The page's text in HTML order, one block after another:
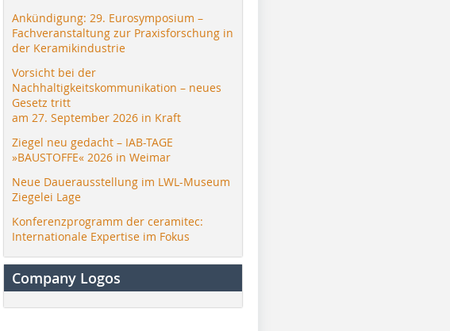
Ankündigung: 29. Eurosymposium –
Fachveranstaltung zur Praxisforschung in
der Keramikindustrie
Vorsicht bei der
Nachhaltigkeitskommunikation – neues
Gesetz tritt
am 27. September 2026 in Kraft
Ziegel neu gedacht – IAB-TAGE
»BAUSTOFFE« 2026 in Weimar
Neue Dauerausstellung im LWL-Museum
Ziegelei Lage
Konferenzprogramm der ceramitec:
Internationale Expertise im Fokus
Company Logos